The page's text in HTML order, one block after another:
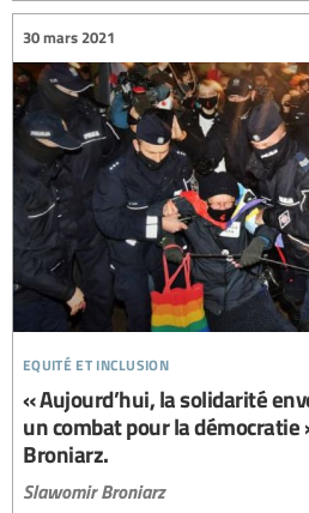
equité et inclusion
30 mars 2021
« Aujourd’hui, la solidarité
un combat pour la démocratie
Broniarz.
Slawomir Broniarz